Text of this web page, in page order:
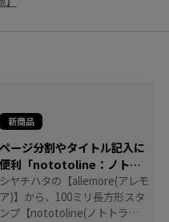
新商品
ページ分割やタイトル記入に
便利「nototoline：ノトト
ライン」
シヤチハタの【allemore(アレモ
ア)】から、100ミリ長方形スタ
ンプ【nototoline(ノトトライ